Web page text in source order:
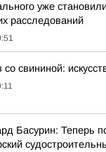
уже
расследований
со свининой:
Басурин: Теперь